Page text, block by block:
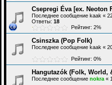
Csepregi Éva [ex. Neoton
Последнее сообщение kaak «
Ответы: 18
Рейтинг: 2%
Csinszka (Pop Folk)
Последнее сообщение kaak «
Рейтинг: 0%
Hangutazók (Folk, World,
Последнее сообщение nokra «